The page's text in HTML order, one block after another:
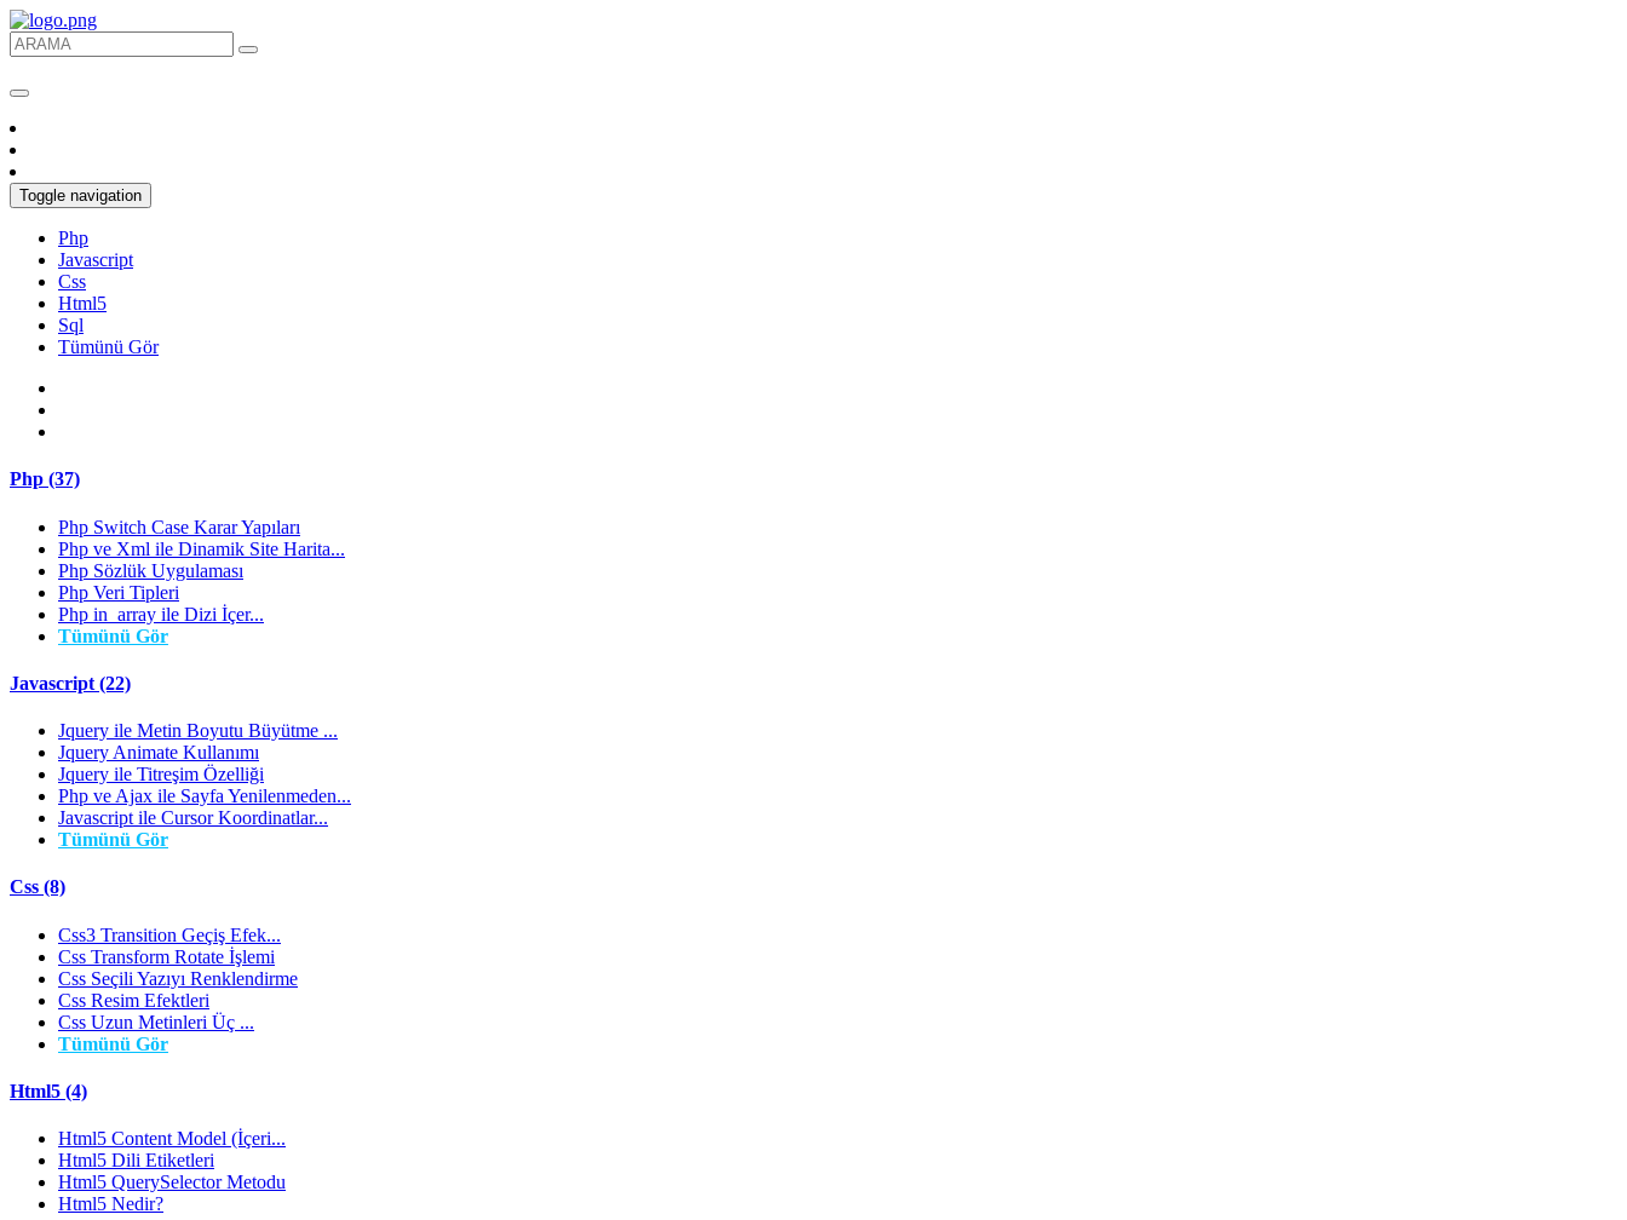
Toggle navigation
Php
Javascript
Css
Html5
Sql
Tümünü Gör
Php (37)
Php Switch Case Karar Yapıları
Php ve Xml ile Dinamik Site Harita...
Php Sözlük Uygulaması
Php Veri Tipleri
Php in_array ile Dizi İçer...
Tümünü Gör
Javascript (22)
Jquery ile Metin Boyutu Büyütme ...
Jquery Animate Kullanımı
Jquery ile Titreşim Özelliği
Php ve Ajax ile Sayfa Yenilenmeden...
Javascript ile Cursor Koordinatlar...
Tümünü Gör
Css (8)
Css3 Transition Geçiş Efek...
Css Transform Rotate İşlemi
Css Seçili Yazıyı Renklendirme
Css Resim Efektleri
Css Uzun Metinleri Üç ...
Tümünü Gör
Html5 (4)
Html5 Content Model (İçeri...
Html5 Dili Etiketleri
Html5 QuerySelector Metodu
Html5 Nedir?